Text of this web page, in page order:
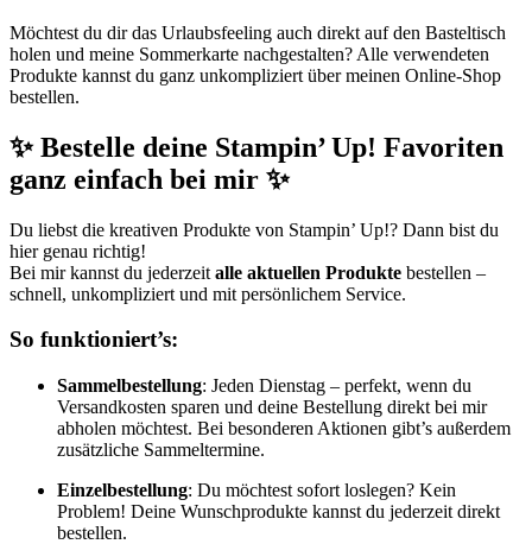
Möchtest du dir das Urlaubsfeeling auch direkt auf den Basteltisch
holen und meine Sommerkarte nachgestalten? Alle verwendeten
Produkte kannst du ganz unkompliziert über meinen Online-Shop
bestellen.
✨ Bestelle deine Stampin’ Up! Favoriten
ganz einfach bei mir ✨
Du liebst die kreativen Produkte von Stampin’ Up!? Dann bist du
hier genau richtig!
Bei mir kannst du jederzeit alle aktuellen Produkte bestellen –
schnell, unkompliziert und mit persönlichem Service.
So funktioniert’s:
Sammelbestellung: Jeden Dienstag – perfekt, wenn du
Versandkosten sparen und deine Bestellung direkt bei mir
abholen möchtest. Bei besonderen Aktionen gibt’s außerdem
zusätzliche Sammeltermine.
Einzelbestellung: Du möchtest sofort loslegen? Kein
Problem! Deine Wunschprodukte kannst du jederzeit direkt
bestellen.